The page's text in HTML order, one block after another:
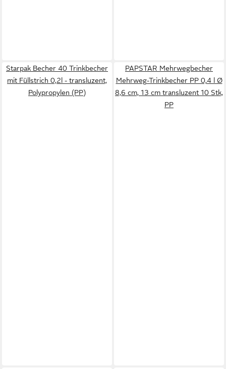
Starpak Becher 40 Trinkbecher
mit Füllstrich 0,2l - transluzent,
Polypropylen (PP)
PAPSTAR Mehrwegbecher
Mehrweg-Trinkbecher PP 0,4 l Ø
8,6 cm, 13 cm transluzent 10 Stk,
PP